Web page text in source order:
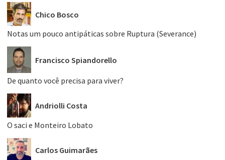
Chico Bosco
Notas um pouco antipáticas sobre Ruptura (Severance)
Francisco Spiandorello
De quanto você precisa para viver?
Andriolli Costa
O saci e Monteiro Lobato
Carlos Guimarães